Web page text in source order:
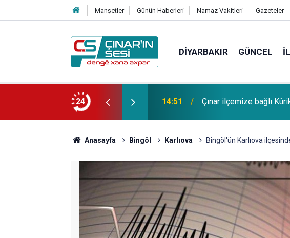
Manşetler Günün Haberleri Namaz Vakitleri Gazeteler
DIYARBAKIR GÜNCEL
24 14:51 Çınar ilçemize bağlı
Anasayfa Bingöl Karlıova Bingöl'ün Karlıova